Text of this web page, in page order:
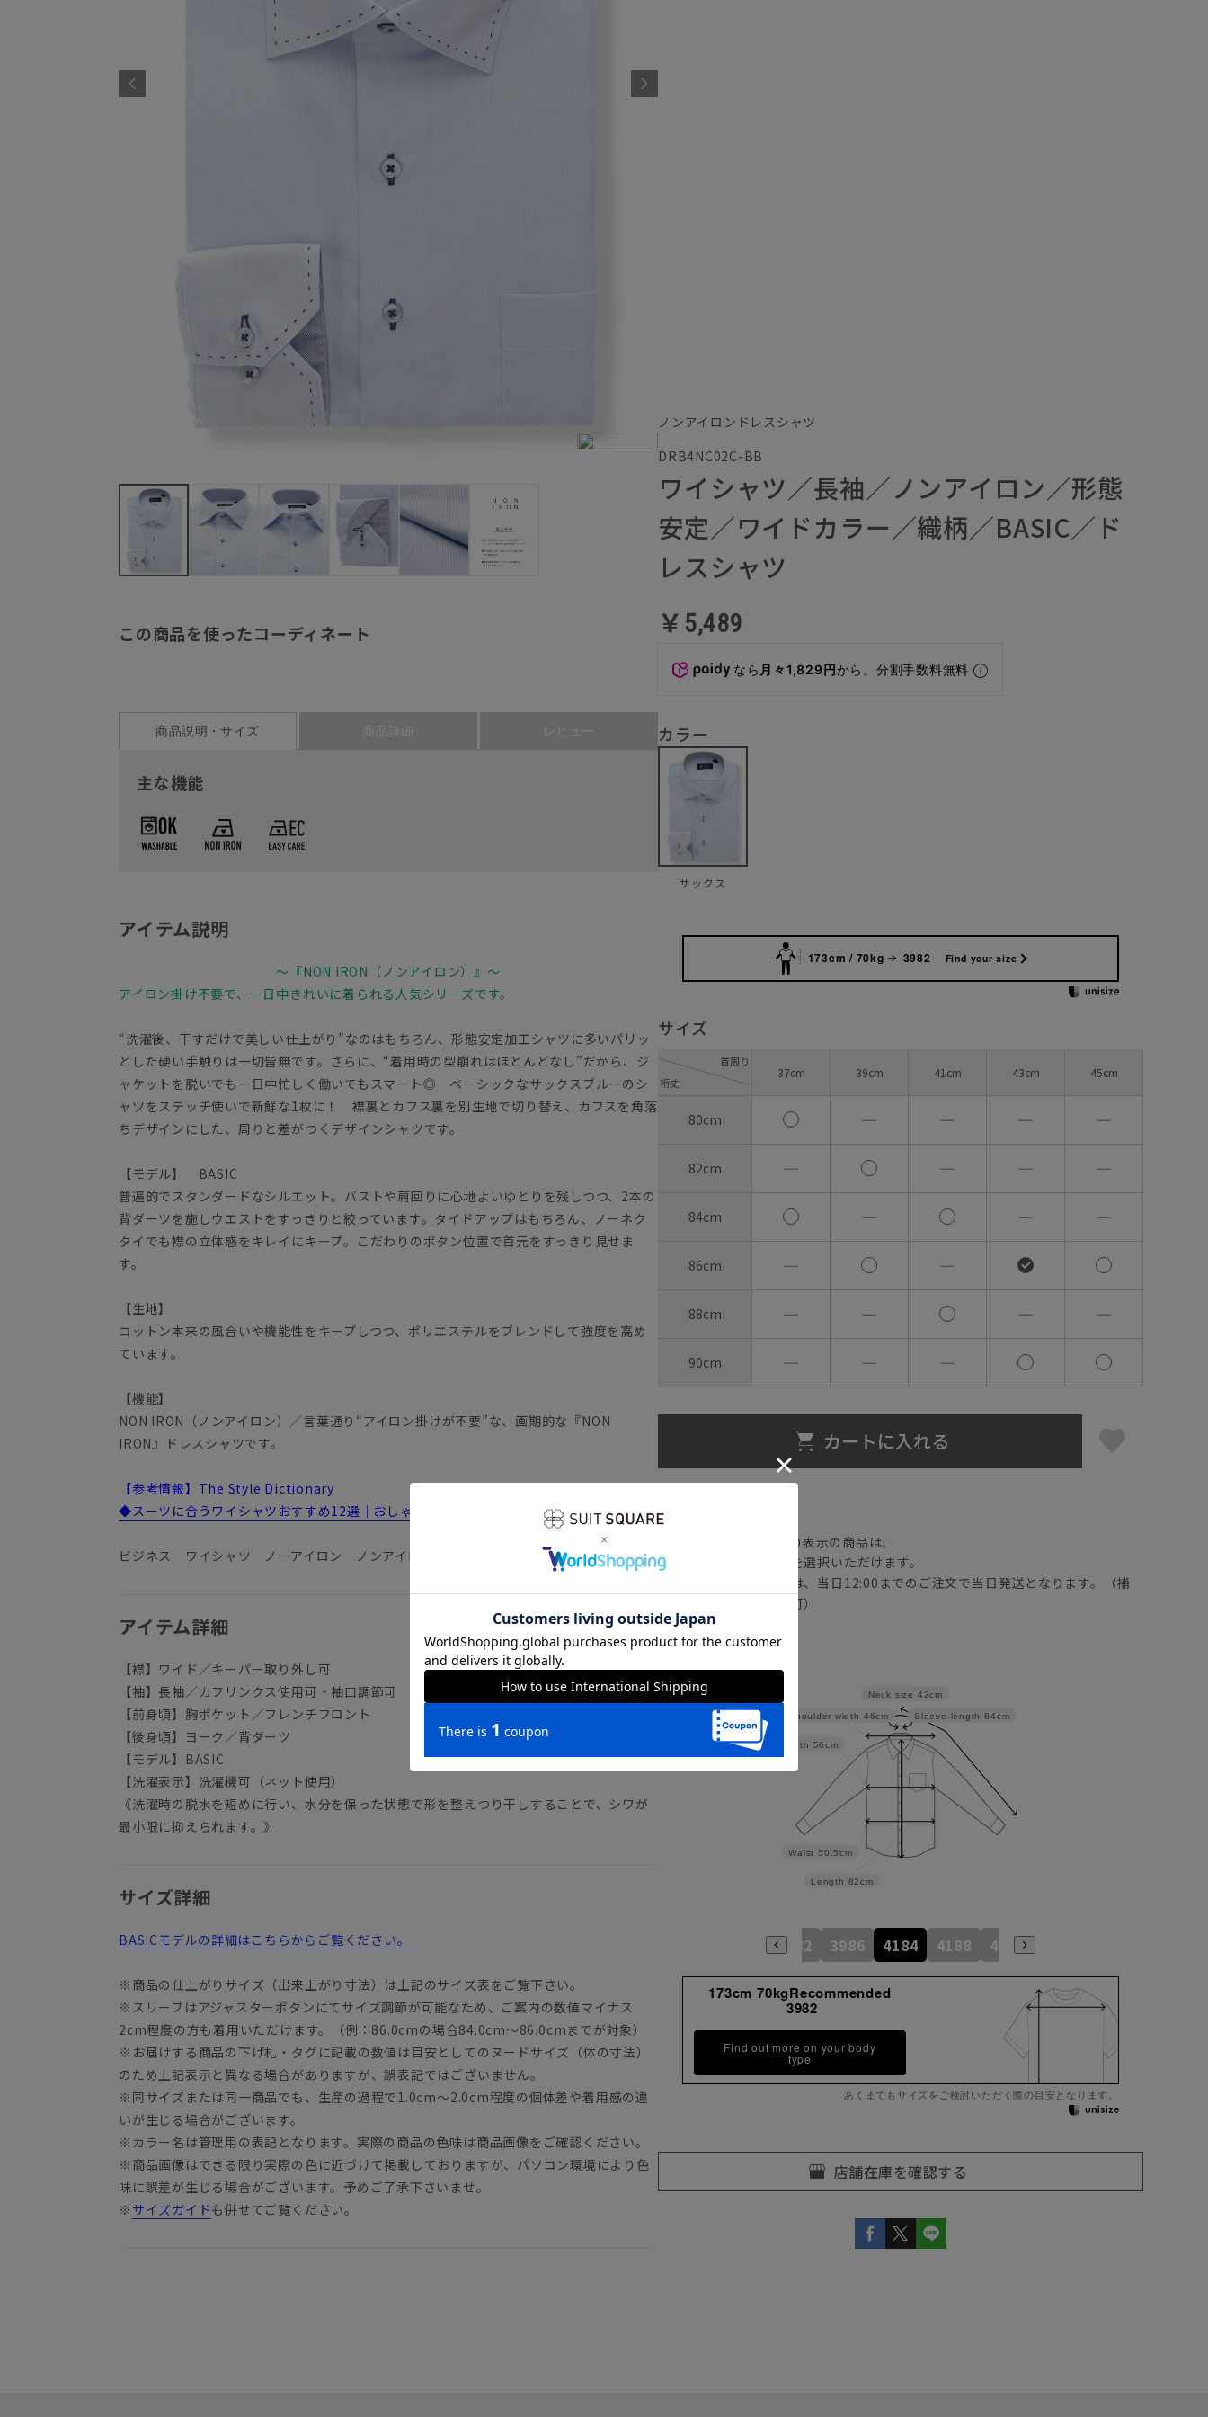
この商品を使ったコーディネート
商品説明・サイズ 商品詳細 レビュー
主な機能
アイテム説明
～『NON IRON（ノンアイロン）』～
アイロン掛け不要で、一日中きれいに着られる人気シリーズです。
“洗濯後、干すだけで美しい仕上がり”なのはもちろん、形態安定加工シャツに多いパリッ
とした硬い手触りは一切皆無です。さらに、“着用時の型崩れはほとんどなし”だから、ジ
ャケットを脱いでも一日中忙しく働いてもスマート◎ ベーシックなサックスブルーのシ
ャツをステッチ使いで新鮮な1枚に！ 襟裏とカフス裏を別生地で切り替え、カフスを角落
ちデザインにした、周りと差がつくデザインシャツです。
【モデル】 BASIC
普遍的でスタンダードなシルエット。バストや肩回りに心地よいゆとりを残しつつ、2本の
背ダーツを施しウエストをすっきりと絞っています。タイドアップはもちろん、ノーネク
タイでも襟の立体感をキレイにキープ。こだわりのボタン位置で首元をすっきり見せま
す。
【生地】
コットン本来の風合いや機能性をキープしつつ、ポリエステルをブレンドして強度を高め
ています。
【機能】
NON IRON（ノンアイロン）／言葉通り“アイロン掛けが不要”な、画期的な『NON
IRON』ドレスシャツです。
【参考情報】The Style Dictionary
◆スーツに合うワイシャツおすすめ12選｜おしゃれ＆失敗しないシャツの選び方
ビジネス ワイシャツ ノーアイロン ノンアイロン イージーケア 形態安定
アイテム詳細
【襟】ワイド／キーパー取り外し可
【袖】長袖／カフリンクス使用可・袖口調節可
【前身頃】胸ポケット／フレンチフロント
【後身頃】ヨーク／背ダーツ
【モデル】BASIC
【洗濯表示】洗濯機可（ネット使用）
《洗濯時の脱水を短めに行い、水分を保った状態で形を整えつり干しすることで、シワが
最小限に抑えられます。》
サイズ詳細
BASICモデルの詳細はこちらからご覧ください。
※商品の仕上がりサイズ（出来上がり寸法）は上記のサイズ表をご覧下さい。
※スリーブはアジャスターボタンにてサイズ調節が可能なため、ご案内の数値マイナス
2cm程度の方も着用いただけます。（例：86.0cmの場合84.0cm～86.0cmまでが対象）
※お届けする商品の下げ札・タグに記載の数値は目安としてのヌードサイズ（体の寸法）
のため上記表示と異なる場合がありますが、誤表記ではございません。
※同サイズまたは同一商品でも、生産の過程で1.0cm～2.0cm程度の個体差や着用感の違
いが生じる場合がございます。
※カラー名は管理用の表記となります。実際の商品の色味は商品画像をご確認ください。
※商品画像はできる限り実際の色に近づけて掲載しておりますが、パソコン環境により色
味に誤差が生じる場合がございます。予めご了承下さいませ。
※ サイズガイドも併せてご覧ください。
ノンアイロンドレスシャツ
DRB4NC02C-BB
ワイシャツ／長袖／ノンアイロン／形態
安定／ワイドカラー／織柄／BASIC／ド
レスシャツ
￥5,489
なら 月々1,829円から。分割手数料無料
カラー
サックス
173cm / 70kg 3982 Find your size
サイズ
裄丈
首周り
37cm 39cm 41cm 43cm 45cm
80cm ― ― ― ―
82cm ― ― ― ―
84cm ― ― ―
86cm ― ―
88cm ― ― ― ―
90cm ― ― ―
カートに入れる
の表示の商品は、
注文画面でお急ぎ発送を選択いただけます。
さらにメルマガ会員様は、当日12:00までのご注文で当日発送となります。（補
正商品の場合は対応不可）
詳しくはこちら
Sleeve length 84cm
Neck size 42cm
Length 82cm
Waist 50.5cm
Width 56cm
Shoulder width 46cm
3982 3986 4184 4188 4386
173cm 70kgRecommended
3982
Find out more on your body
type
あくまでもサイズをご検討いただく際の目安となります。